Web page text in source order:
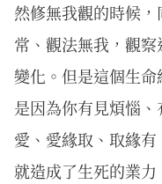
然修無我觀的時候
常、觀法無我，觀
變化。但是這個生命
是因為你有見煩惱
愛、愛緣取、取緣
就造成了生死的業